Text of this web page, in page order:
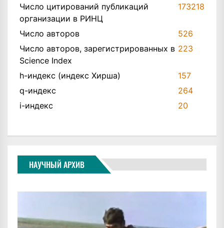
Число цитирований публикаций
организации в РИНЦ
173218
Число авторов
526
Число авторов, зарегистрированных в
Science Index
223
h-индекс (индекс Хирша)
157
q-индекс
264
i-индекс
20
НАУЧНЫЙ АРХИВ